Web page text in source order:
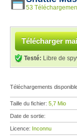
53
Télécharger
Testé: Libre de
Téléchargements
Taille du fichier: 5,7 Mio
Date de sortie:
Licence: Inconnu